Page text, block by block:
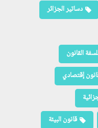
دساتير الجزائر
القانون
إقتصادي
قانون البيئة